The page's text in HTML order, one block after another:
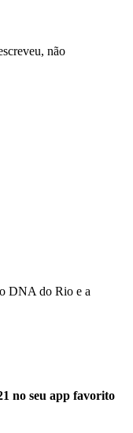
não
DNA do Rio e a
no seu app favorito